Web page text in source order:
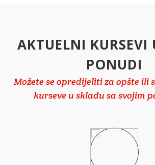
AKTUELNI KURSEVI
PONUDI
Možete se opredijeliti za opšte ili
kurseve u skladu sa svojim